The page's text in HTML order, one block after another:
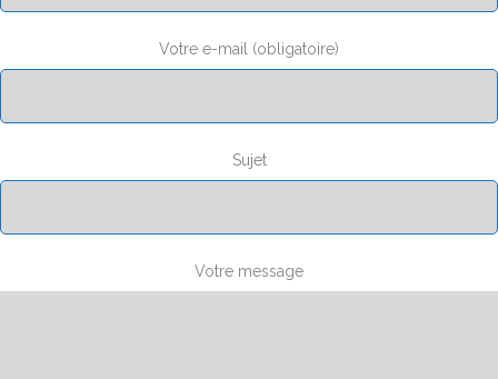
Votre e-mail (obligatoire)
Sujet
Votre message